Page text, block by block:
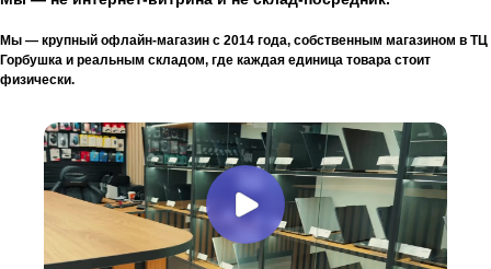
Мы — крупный офлайн-магазин с 2014 года, собственным магазином в ТЦ
Горбушка и реальным складом, где каждая единица товара стоит
физически.